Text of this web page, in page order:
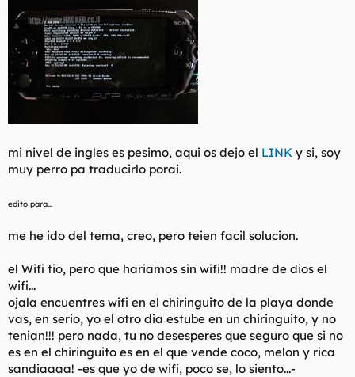
mi nivel de ingles es pesimo, aqui os dejo el LINK y si, soy
muy perro pa traducirlo porai.
edito para...
me he ido del tema, creo, pero teien facil solucion.
el Wifi tio, pero que hariamos sin wifi!! madre de dios el
wifi...
ojala encuentres wifi en el chiringuito de la playa donde
vas, en serio, yo el otro dia estube en un chiringuito, y no
tenian!!! pero nada, tu no desesperes que seguro que si no
es en el chiringuito es en el que vende coco, melon y rica
sandiaaaa! -es que yo de wifi, poco se, lo siento...-